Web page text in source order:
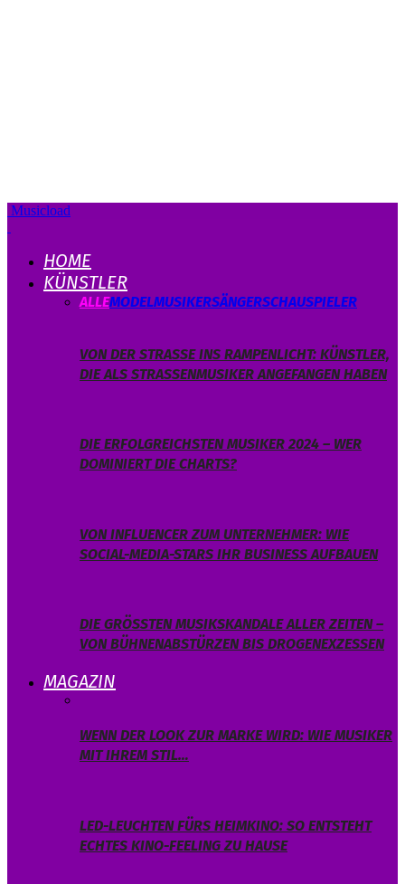
Musicload
HOME
KÜNSTLER
ALLEMODELMUSIKERSÄNGERSCHAUSPIELER
VON DER STRASSE INS RAMPENLICHT: KÜNSTLER, D
IE ALS STRASSENMUSIKER ANGEFANGEN HABEN
DIE ERFOLGREICHSTEN MUSIKER 2024 – WER
DOMINIERT DIE CHARTS?
VON INFLUENCER ZUM UNTERNEHMER: WIE
SOCIAL-MEDIA-STARS IHR BUSINESS AUFBAUEN
DIE GRÖSSTEN MUSIKSKANDALE ALLER ZEITEN – V
ON BÜHNENABSTÜRZEN BIS DROGENEXZESSEN
MAGAZIN
WENN DER LOOK ZUR MARKE WIRD: WIE MUSIKER
MIT IHREM STIL…
LED-LEUCHTEN FÜRS HEIMKINO: SO ENTSTEHT
ECHTES KINO-FEELING ZU HAUSE